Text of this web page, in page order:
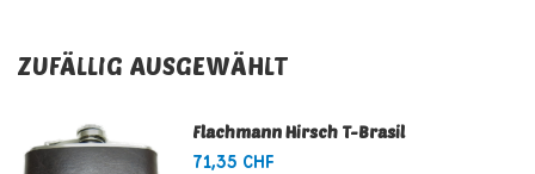
ZUFÄLLIG AUSGEWÄHLT
Flachmann Hirsch T-Brasil
71,35 CHF